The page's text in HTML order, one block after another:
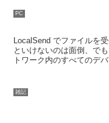
PC
LocalSend でファイルを
といけないのは面倒、で
トワーク内のすべてのデ
雑記